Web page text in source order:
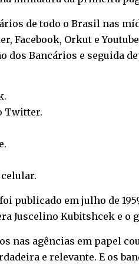
de todo o Brasil nas
Facebook, Orkut e
dos Bancários e seguida
.
Twitter.
.
celular.
publicado em julho de
Juscelino Kubitshcek e o
nas agências em papel
e relevante. E os